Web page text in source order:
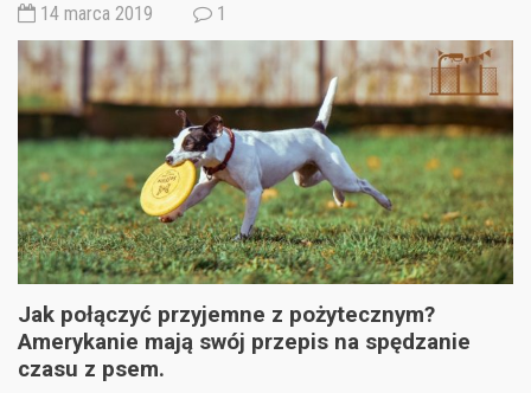
14 marca 2019 1
Jak połączyć przyjemne z pożytecznym?
Amerykanie mają swój przepis na spędzanie
czasu z psem.